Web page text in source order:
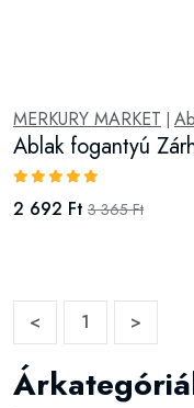
MERKURY MARKET
Ablak fogantyú
2 692 Ft 3 365 Ft
< 1 >